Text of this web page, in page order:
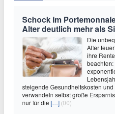
Schock im
Alter deutlich mehr als
Die
Alter
ihre
steigende Gesundheitskosten
verwandeln selbst große
nur für die […] (00)